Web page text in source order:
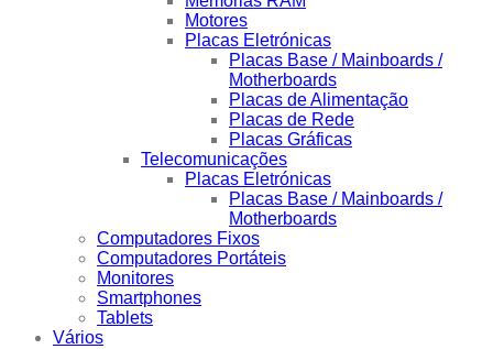
Motores
Placas Eletrónicas
Placas Base / Mainboards /
Motherboards
Placas de Alimentação
Placas de Rede
Placas Gráficas
Telecomunicações
Placas Eletrónicas
Placas Base / Mainboards /
Motherboards
Computadores Fixos
Computadores Portáteis
Monitores
Smartphones
Tablets
Vários